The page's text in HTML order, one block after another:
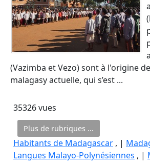
(Vazimba et Vezo) sont à l'origine
malagasy actuelle, qui s’est ...
35326 vues
Plus de rubriques ...
Habitants de Madagascar , |
Langues Malayo-Polynésiennes , |